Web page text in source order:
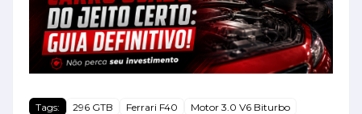
Tags: 296 GTB Ferrari F40
Motor 3.0 V6 Biturbo